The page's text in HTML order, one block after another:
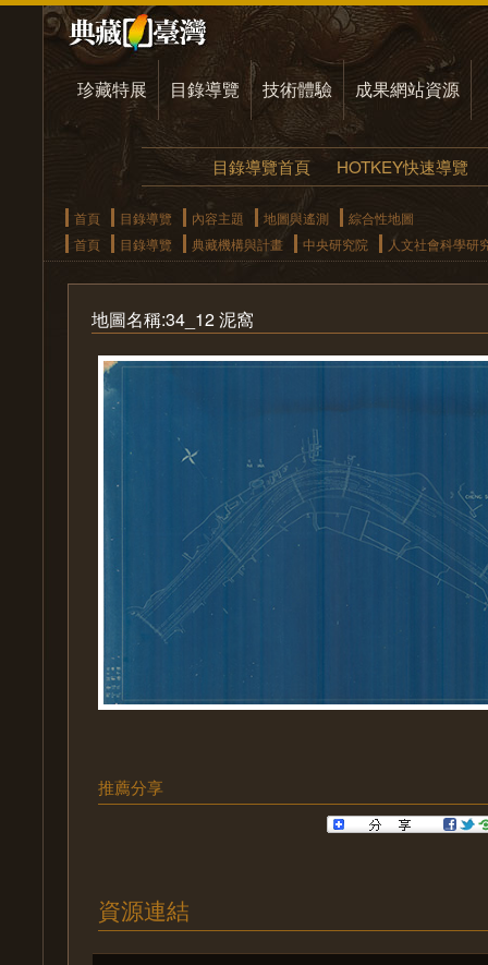
珍藏特展 目錄導覽 技術體驗 成果網站資源
目錄導覽首頁 HOTKEY快速導覽
首頁 目錄導覽 內容主題 地圖與遙測
綜合性地圖
首頁
目錄導覽 典藏機構與計畫 中央研究院 人文社會科學研
地圖名稱:34_12 泥窩
推薦分享
資源連結